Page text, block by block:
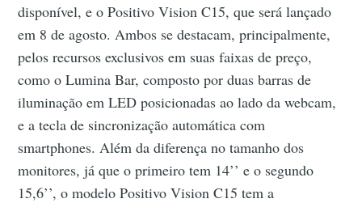
disponível, e o Positivo Vision C15, que será lançado
em 8 de agosto. Ambos se destacam, principalmente,
pelos recursos exclusivos em suas faixas de preço,
como o Lumina Bar, composto por duas barras de
iluminação em LED posicionadas ao lado da webcam,
e a tecla de sincronização automática com
smartphones. Além da diferença no tamanho dos
monitores, já que o primeiro tem 14’’ e o segundo
15,6’’, o modelo Positivo Vision C15 tem a